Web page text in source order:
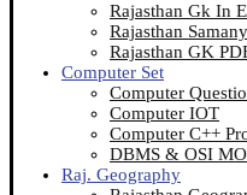
Rajasthan Gk In
Rajasthan
Rajasthan GK
Computer Set
Computer
Computer IOT
Computer C++
DBMS & OSI
Raj. Geography